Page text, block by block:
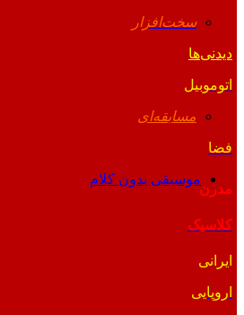
سخت‌افزار
دیدنی‌ها
اتوموبیل
مسابقه‌ای
فضا
موسیقی بدون کلام
مدرن
کلاسیک
ایرانی
اروپایی